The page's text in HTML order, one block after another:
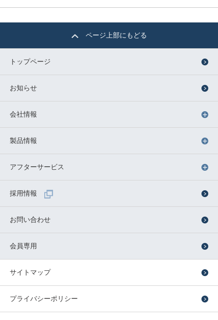
ページ上部にもどる
トップページ
お知らせ
会社情報
製品情報
アフターサービス
採用情報
お問い合わせ
会員専用
サイトマップ
プライバシーポリシー